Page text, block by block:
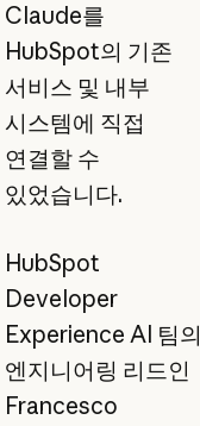
Claude를
HubSpot의 기존
서비스 및 내부
시스템에 직접
연결할 수
있었습니다.
HubSpot
Developer
Experience AI 팀의
엔지니어링 리드인
Francesco